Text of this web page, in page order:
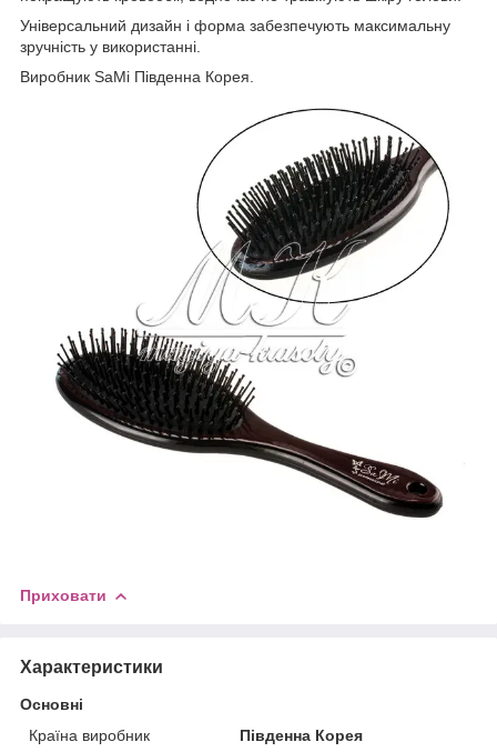
Універсальний дизайн і форма забезпечують максимальну
зручність у використанні.
Виробник SaMi Південна Корея.
Приховати
Характеристики
Основні
Країна виробник
Південна Корея